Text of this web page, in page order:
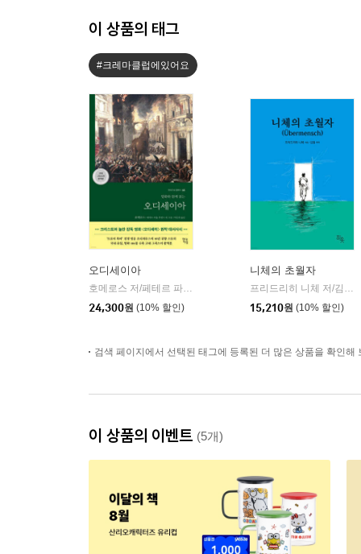
이 상품의 태그
#크레마클럽에있어요
오디세이아
호메로스 저/페테르 파울 루벤스 그림/박문재 역 |
현대지성
24,300원 (10% 할인)
니체의 초월자
프리드리히 니체 저/김철 편역
15,210원 (10% 할인)
검색 페이지에서 선택된 태그에 등록된 더 많은 상품을 확인해
이 상품의 이벤트 (5개)